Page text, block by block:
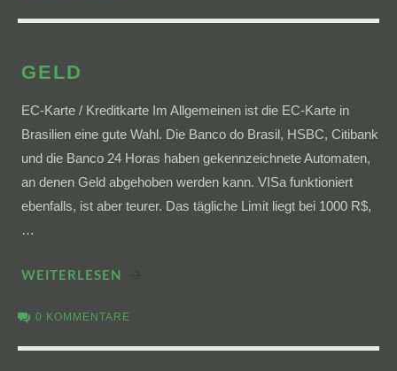
GELD
EC-Karte / Kreditkarte Im Allgemeinen ist die EC-Karte in
Brasilien eine gute Wahl. Die Banco do Brasil, HSBC, Citibank
und die Banco 24 Horas haben gekennzeichnete Automaten,
an denen Geld abgehoben werden kann. VISa funktioniert
ebenfalls, ist aber teurer. Das tägliche Limit liegt bei 1000 R$,
…
WEITERLESEN
0 KOMMENTARE